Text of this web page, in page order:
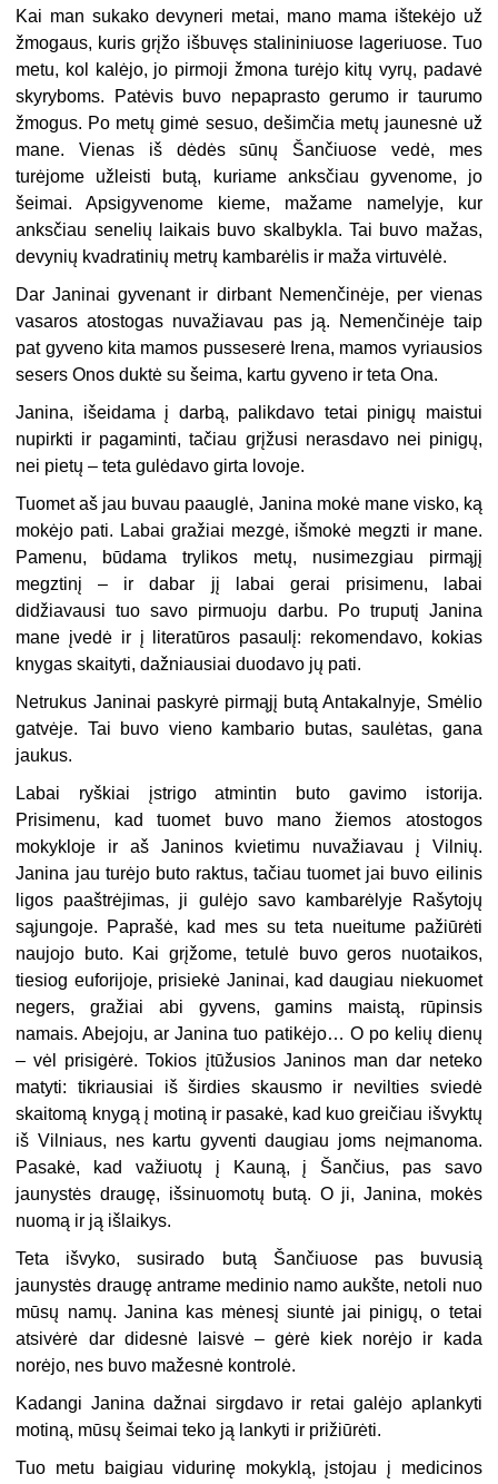
Kai man sukako devyneri metai, mano mama ištekėjo už
žmogaus, kuris grįžo išbuvęs stalininiuose lageriuose. Tuo
metu, kol kalėjo, jo pirmoji žmona turėjo kitų vyrų, padavė
skyryboms. Patėvis buvo nepaprasto gerumo ir taurumo
žmogus. Po metų gimė sesuo, dešimčia metų jaunesnė už
mane. Vienas iš dėdės sūnų Šančiuose vedė, mes
turėjome užleisti butą, kuriame anksčiau gyvenome, jo
šeimai. Apsigyvenome kieme, mažame namelyje, kur
anksčiau senelių laikais buvo skalbykla. Tai buvo mažas,
devynių kvadratinių metrų kambarėlis ir maža virtuvėlė.
Dar Janinai gyvenant ir dirbant Nemenčinėje, per vienas
vasaros atostogas nuvažiavau pas ją. Nemenčinėje taip
pat gyveno kita mamos pusseserė Irena, mamos vyriausios
sesers Onos duktė su šeima, kartu gyveno ir teta Ona.
Janina, išeidama į darbą, palikdavo tetai pinigų maistui
nupirkti ir pagaminti, tačiau grįžusi nerasdavo nei pinigų,
nei pietų – teta gulėdavo girta lovoje.
Tuomet aš jau buvau paauglė, Janina mokė mane visko, ką
mokėjo pati. Labai gražiai mezgė, išmokė megzti ir mane.
Pamenu, būdama trylikos metų, nusimezgiau pirmąjį
megztinį – ir dabar jį labai gerai prisimenu, labai
didžiavausi tuo savo pirmuoju darbu. Po truputį Janina
mane įvedė ir į literatūros pasaulį: rekomendavo, kokias
knygas skaityti, dažniausiai duodavo jų pati.
Netrukus Janinai paskyrė pirmąjį butą Antakalnyje, Smėlio
gatvėje. Tai buvo vieno kambario butas, saulėtas, gana
jaukus.
Labai ryškiai įstrigo atmintin buto gavimo istorija.
Prisimenu, kad tuomet buvo mano žiemos atostogos
mokykloje ir aš Janinos kvietimu nuvažiavau į Vilnių.
Janina jau turėjo buto raktus, tačiau tuomet jai buvo eilinis
ligos paaštrėjimas, ji gulėjo savo kambarėlyje Rašytojų
sąjungoje. Paprašė, kad mes su teta nueitume pažiūrėti
naujojo buto. Kai grįžome, tetulė buvo geros nuotaikos,
tiesiog euforijoje, prisiekė Janinai, kad daugiau niekuomet
negers, gražiai abi gyvens, gamins maistą, rūpinsis
namais. Abejoju, ar Janina tuo patikėjo… O po kelių dienų
– vėl prisigėrė. Tokios įtūžusios Janinos man dar neteko
matyti: tikriausiai iš širdies skausmo ir nevilties sviedė
skaitomą knygą į motiną ir pasakė, kad kuo greičiau išvyktų
iš Vilniaus, nes kartu gyventi daugiau joms neįmanoma.
Pasakė, kad važiuotų į Kauną, į Šančius, pas savo
jaunystės draugę, išsinuomotų butą. O ji, Janina, mokės
nuomą ir ją išlaikys.
Teta išvyko, susirado butą Šančiuose pas buvusią
jaunystės draugę antrame medinio namo aukšte, netoli nuo
mūsų namų. Janina kas mėnesį siuntė jai pinigų, o tetai
atsivėrė dar didesnė laisvė – gėrė kiek norėjo ir kada
norėjo, nes buvo mažesnė kontrolė.
Kadangi Janina dažnai sirgdavo ir retai galėjo aplankyti
motiną, mūsų šeimai teko ją lankyti ir prižiūrėti.
Tuo metu baigiau vidurinę mokyklą, įstojau į medicinos